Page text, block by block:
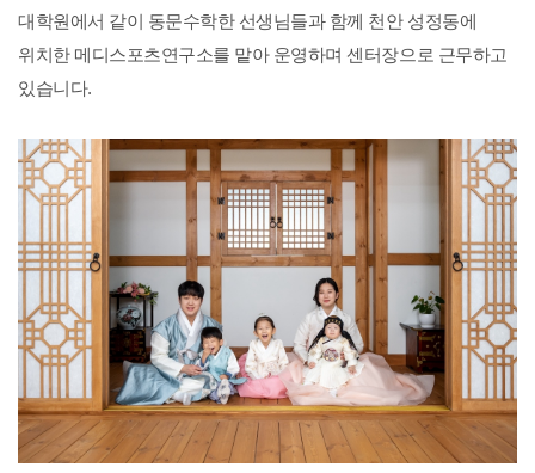
대학원에서 같이 동문수학한 선생님들과 함께 천안 성정동에
위치한 메디스포츠연구소를 맡아 운영하며 센터장으로 근무하고
있습니다.